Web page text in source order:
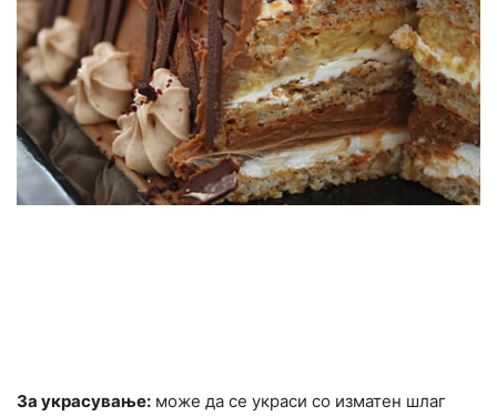
За украсување: може да се украси со изматен шлаг